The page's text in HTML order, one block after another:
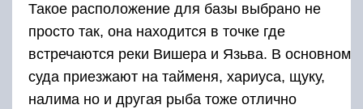
Такое расположение для базы выбрано не
просто так, она находится в точке где
встречаются реки Вишера и Язьва. В основном
суда приезжают на тайменя, хариуса, щуку,
налима но и другая рыба тоже отлично